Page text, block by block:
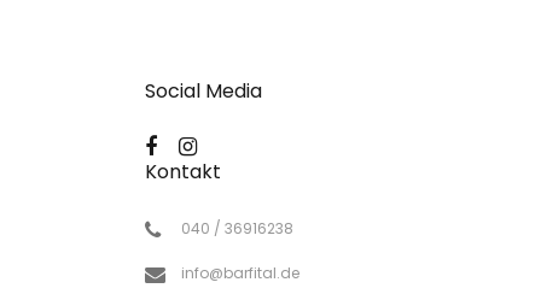
Social Media
Kontakt
040 / 36916238
info@barfital.de